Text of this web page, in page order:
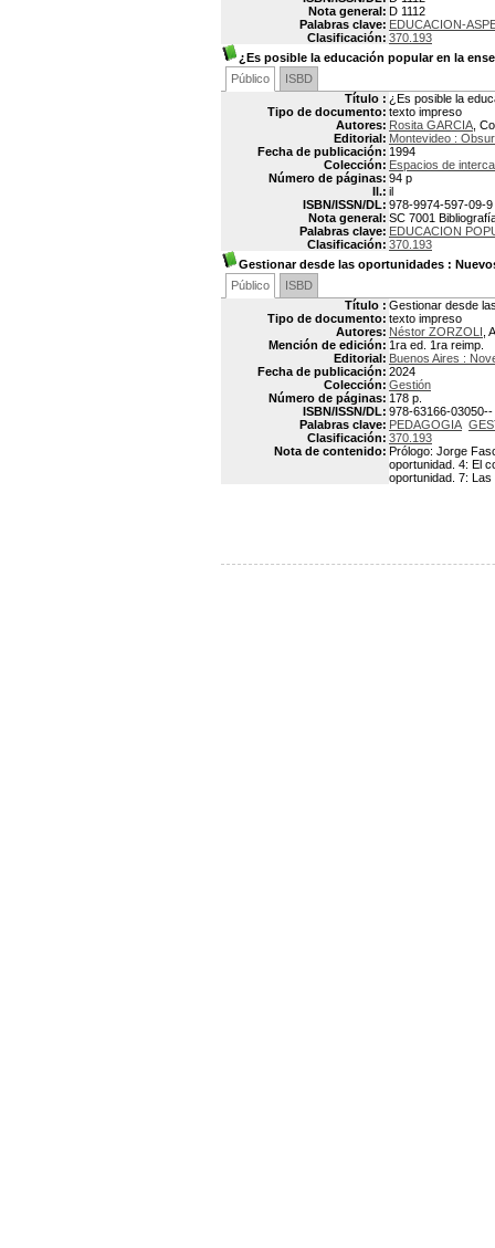
Nota general: D 1112
Palabras clave: EDUCACION-
Clasificación: 370.193
¿Es posible la educación popular en la
Público
ISBD
Título : ¿Es posible la
Tipo de documento: texto impreso
Autores: Rosita GARCIA ,
Editorial: Montevideo : Obsur
Fecha de publicación: 1994
Colección: Espacios de
Número de páginas: 94 p
Il.: il
ISBN/ISSN/DL: 978-9974-597-09-9
Nota general: SC 7001
Palabras clave: EDUCACION
Clasificación: 370.193
Gestionar desde las oportunidades :
Público
ISBD
Título : Gestionar desde
Tipo de documento: texto impreso
Autores: Néstor ZORZOLI ,
Mención de edición: 1ra ed. 1ra reimp.
Editorial: Buenos Aires :
Fecha de publicación: 2024
Colección: Gestión
Número de páginas: 178 p.
ISBN/ISSN/DL: 978-63166-03050--
Palabras clave: PEDAGOGIA
Clasificación: 370.193
Nota de contenido: Prólogo: Jorge
oportunidad. 4: El
oportunidad. 7: